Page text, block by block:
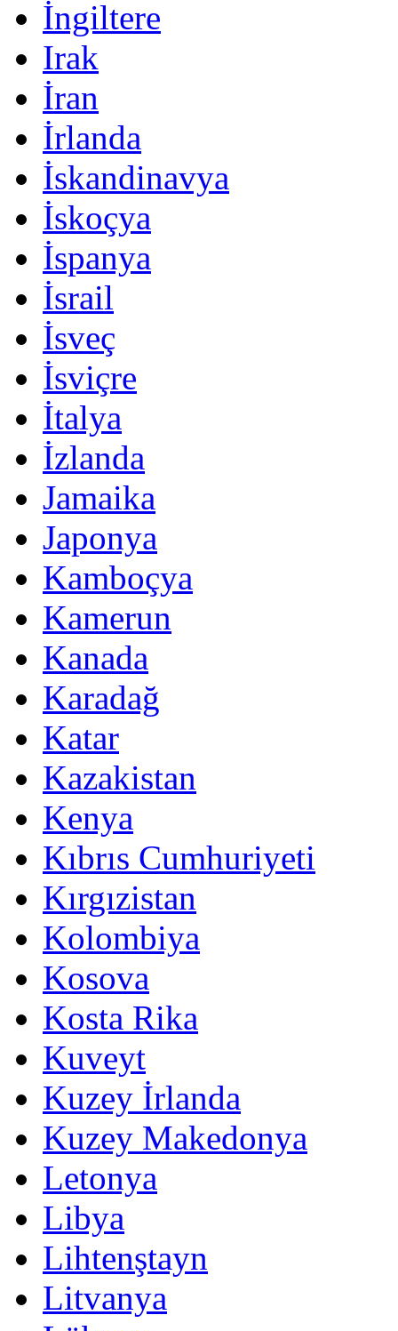
İngiltere
Irak
İran
İrlanda
İskandinavya
İskoçya
İspanya
İsrail
İsveç
İsviçre
İtalya
İzlanda
Jamaika
Japonya
Kamboçya
Kamerun
Kanada
Karadağ
Katar
Kazakistan
Kenya
Kıbrıs Cumhuriyeti
Kırgızistan
Kolombiya
Kosova
Kosta Rika
Kuveyt
Kuzey İrlanda
Kuzey Makedonya
Letonya
Libya
Lihtenştayn
Litvanya